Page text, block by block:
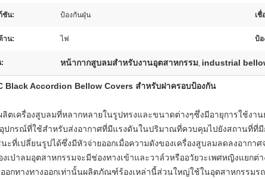
ชัน: ป้องกันฝุ่น เ
าน: ไฟ ป้อ
หน้ากากสูบลมสำหรับงานอุตสาหกรรม, industrial
Black Accordion Bellow Covers สำหรับฝาครอบป้องกัน
ลิตเครื่องสูบลมที่หลากหลายในรูปทรงและขนาดต่างๆซึ่งมีอายุการใช้งา
ปกรณ์ที่ใช้สำหรับส่งอากาศที่มีแรงดันในปริมาณที่ควบคุมไปยังสถานที่ที่มี
ะที่เปลี่ยนรูปได้ซึ่งมีหัวจ่ายออกเมื่อความดังของเครื่องสูบลมลดลงอากาศ
งเป่าลมอุตสาหกรรมจะมีช่องทางเข้าและวาล์วหรืออวัยวะเพศหญิงแยกต่
อกทางทางออกเท่านั้นผลิตภัณฑ์ร้องเหล่านี้ส่วนใหญ่ใช้ในอุตสาหกรรม